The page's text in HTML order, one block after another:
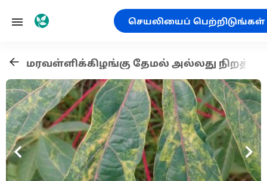
செயலியைப் பெற்றிடுங்கள்
மரவள்ளிக்கிழங்கு தேமல் அல்லது